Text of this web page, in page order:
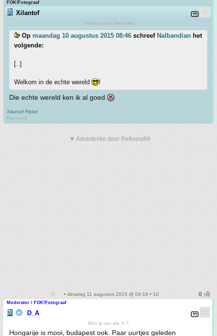
FOK!Fotograaf
Xilantof
I keep you in the holes
Op maandag 10 augustus 2015 08:46 schreef Nalbandian het
volgende:
[..]
Welkom in de echte wereld !
Die echte wereld ken ik al goed
Xilantof Flickrt
foto-nerd
▼ Advertentie door Refinery89
• dinsdag 11 augustus 2015 @ 04:18 • 10
Moderator / FOK!Fotograaf
D_A
Ben jij van die © ?
Hongarije is mooi, budapest ook. Paar uurtjes geleden